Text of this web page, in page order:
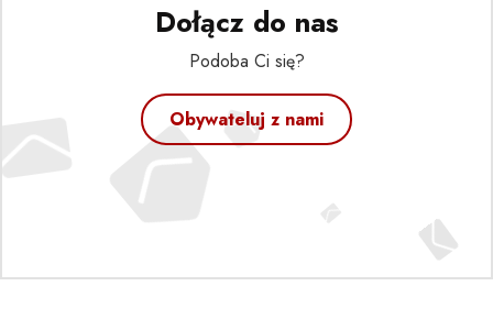
Dołącz do nas
Podoba Ci się?
Obywateluj z nami